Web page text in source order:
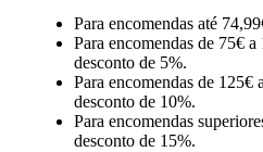
Para encomendas até
Para encomendas de 75€
desconto de 5%.
Para encomendas de 125€
desconto de 10%.
Para encomendas
desconto de 15%.